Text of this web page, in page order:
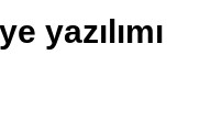
yazılımı